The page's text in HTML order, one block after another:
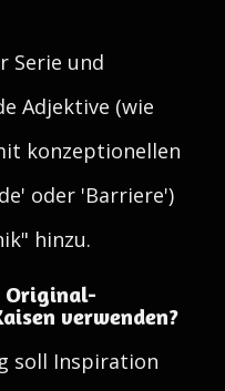
Serie und
Adjektive (wie
konzeptionellen
oder 'Barriere')
hinzu.
Original-
verwenden?
soll Inspiration